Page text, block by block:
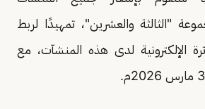
"الثالثة والعشرين"، تمهيدًا لربط
الإلكترونية لدى هذه المنشآت، مع